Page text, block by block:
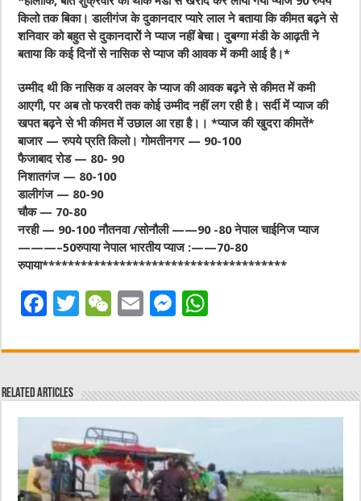
किलो तक बिका। डालीगंज के दुकानदार प्यारे लाल ने बताया कि कीमत बढ़ने से
शनिवार को बहुत से दुकानदारोें ने प्याज नहीं बेचा। दुबग्गा मंडी के आढ़ती ने
बताया कि कई दिनों से नासिक से प्याज की आवक में कमी आई है।*
उम्मीद थी कि नासिक व अलवर के प्याज की आवक बढ़ने से कीमत में कमी
आएगी, पर अब तो फरवरी तक कोई उम्मीद नहीं लग रही है। सर्दी में प्याज की
खपत बढ़ने से भी कीमत में उछाल आ रहा है।। *प्याज की खुदरा कीमतें*
बाजार — रुपये प्रति किलो। गोमतीनगर — 90-100
फैजाबाद रोड — 80- 90
निशातगंज — 80-100
डालीगंज — 80-90
चौक — 70-80
नरही — 90-100 नौतनवा /सोनौली ——90 -80 नेपाल चाईनिज प्याज
———–50रुपाया नेपाल भारतीय प्याज :——70-80
रुपाया**************************************
F
c
e
b
o
o
k
T
it
r
W
C
at
E
ai
M
ss
n
er
at
A
p
Related Articles